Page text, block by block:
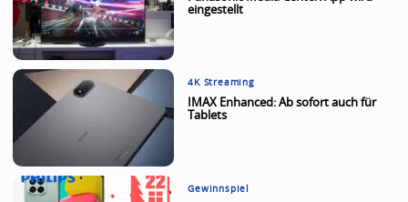
eingestellt
4K Streaming
IMAX Enhanced: Ab sofort auch für
Tablets
Gewinnspiel